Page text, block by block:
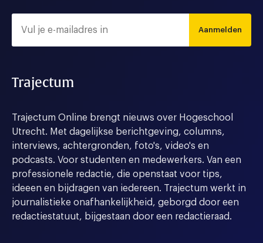
Aanmelden
Trajectum
Trajectum Online brengt nieuws over Hogeschool
Utrecht. Met dagelijkse berichtgeving, columns,
interviews, achtergronden, foto's, video's en
podcasts. Voor studenten en medewerkers. Van een
professionele redactie, die openstaat voor tips,
ideeen en bijdragen van iedereen. Trajectum werkt in
journalistieke onafhankelijkheid, geborgd door een
redactiestatuut, bijgestaan door een redactieraad.